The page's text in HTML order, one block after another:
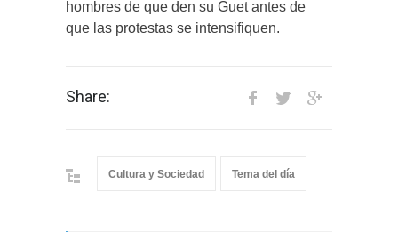
hombres de que den su Guet antes de
que las protestas se intensifiquen.
Share:
Cultura y Sociedad Tema del día